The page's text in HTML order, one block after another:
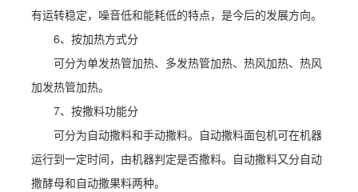
有运转稳定，噪音低和能耗低的特点，是今后的发展方向。
6、按加热方式分
可分为单发热管加热、多发热管加热、热风加热、热风
加发热管加热。
7、按撒料功能分
可分为自动撒料和手动撒料。自动撒料面包机可在机器
运行到一定时间，由机器判定是否撒料。自动撒料又分自动
撒酵母和自动撒果料两种。